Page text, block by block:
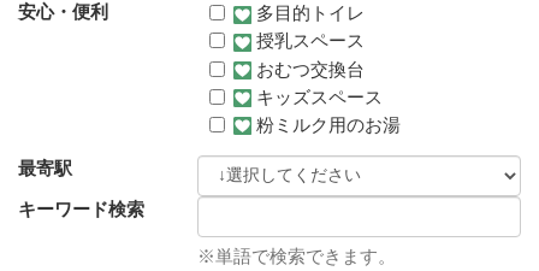
安心・便利
多目的トイレ
授乳スペース
おむつ交換台
キッズスペース
粉ミルク用のお湯
最寄駅
キーワード検索
※単語で検索できます。